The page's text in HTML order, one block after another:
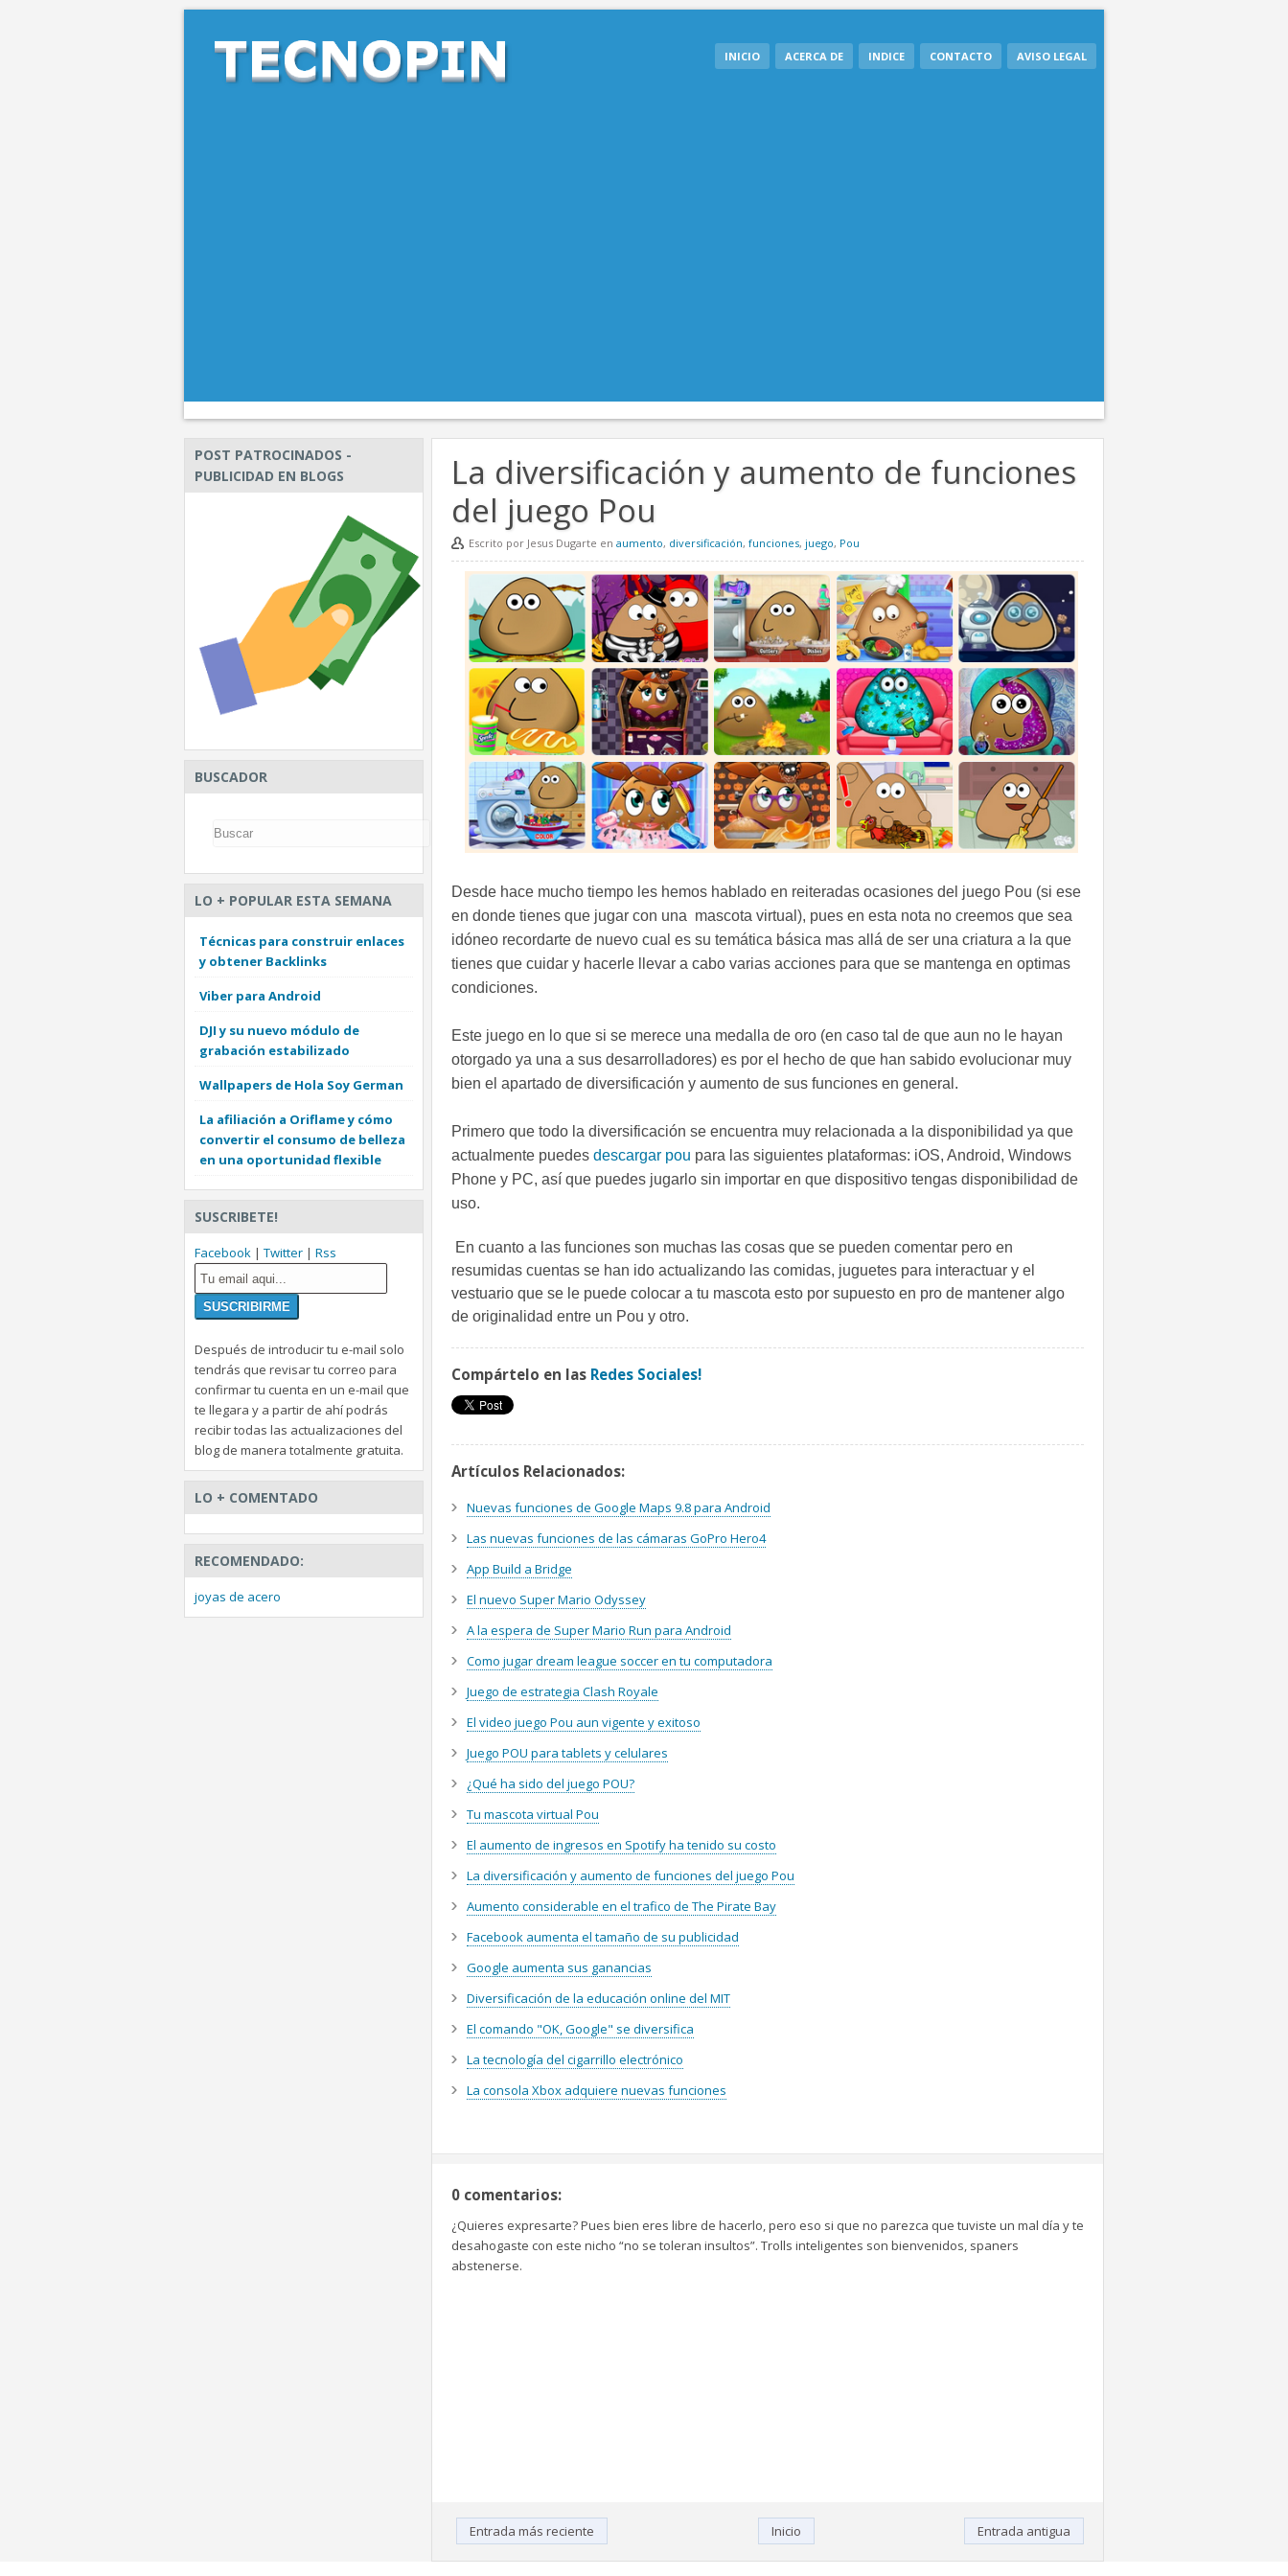
INICIO ACERCA DE INDICE CONTACTO AVISO LEGAL
La diversificación y aumento de funciones
del juego Pou
Escrito por Jesus Dugarte en aumento, diversificación, funciones, juego, Pou
Desde hace mucho tiempo les hemos hablado en reiteradas ocasiones del juego Pou (si ese
en donde tienes que jugar con una mascota virtual), pues en esta nota no creemos que sea
idóneo recordarte de nuevo cual es su temática básica mas allá de ser una criatura a la que
tienes que cuidar y hacerle llevar a cabo varias acciones para que se mantenga en optimas
condiciones.
Este juego en lo que si se merece una medalla de oro (en caso tal de que aun no le hayan
otorgado ya una a sus desarrolladores) es por el hecho de que han sabido evolucionar muy
bien el apartado de diversificación y aumento de sus funciones en general.
Primero que todo la diversificación se encuentra muy relacionada a la disponibilidad ya que
actualmente puedes descargar pou para las siguientes plataformas: iOS, Android, Windows
Phone y PC, así que puedes jugarlo sin importar en que dispositivo tengas disponibilidad de
uso.
En cuanto a las funciones son muchas las cosas que se pueden comentar pero en
resumidas cuentas se han ido actualizando las comidas, juguetes para interactuar y el
vestuario que se le puede colocar a tu mascota esto por supuesto en pro de mantener algo
de originalidad entre un Pou y otro.
Compártelo en las Redes Sociales!
Artículos Relacionados:
Nuevas funciones de Google Maps 9.8 para Android
Las nuevas funciones de las cámaras GoPro Hero4
App Build a Bridge
El nuevo Super Mario Odyssey
A la espera de Super Mario Run para Android
Como jugar dream league soccer en tu computadora
Juego de estrategia Clash Royale
El video juego Pou aun vigente y exitoso
Juego POU para tablets y celulares
¿Qué ha sido del juego POU?
Tu mascota virtual Pou
El aumento de ingresos en Spotify ha tenido su costo
La diversificación y aumento de funciones del juego Pou
Aumento considerable en el trafico de The Pirate Bay
Facebook aumenta el tamaño de su publicidad
Google aumenta sus ganancias
Diversificación de la educación online del MIT
El comando "OK, Google" se diversifica
La tecnología del cigarrillo electrónico
La consola Xbox adquiere nuevas funciones
0 comentarios:
¿Quieres expresarte? Pues bien eres libre de hacerlo, pero eso si que no parezca que tuviste un mal día y te
desahogaste con este nicho “no se toleran insultos”. Trolls inteligentes son bienvenidos, spaners
abstenerse.
Entrada más reciente Entrada antigua
Inicio
POST PATROCINADOS -
PUBLICIDAD EN BLOGS
BUSCADOR
LO + POPULAR ESTA SEMANA
Técnicas para construir enlaces
y obtener Backlinks
Viber para Android
DJI y su nuevo módulo de
grabación estabilizado
Wallpapers de Hola Soy German
La afiliación a Oriflame y cómo
convertir el consumo de belleza
en una oportunidad flexible
SUSCRIBETE!
Facebook | Twitter | Rss
Después de introducir tu e-mail solo
tendrás que revisar tu correo para
confirmar tu cuenta en un e-mail que
te llegara y a partir de ahí podrás
recibir todas las actualizaciones del
blog de manera totalmente gratuita.
LO + COMENTADO
RECOMENDADO:
joyas de acero